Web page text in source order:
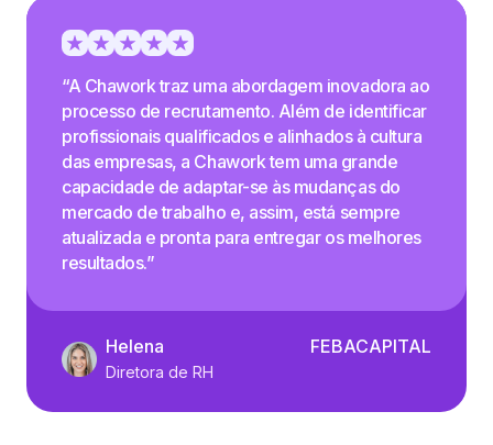
“A Chawork traz uma abordagem inovadora ao
processo de recrutamento. Além de identificar
profissionais qualificados e alinhados à cultura
das empresas, a Chawork tem uma grande
capacidade de adaptar-se às mudanças do
mercado de trabalho e, assim, está sempre
atualizada e pronta para entregar os melhores
resultados.”
Helena
Diretora de RH
FEBACAPITAL